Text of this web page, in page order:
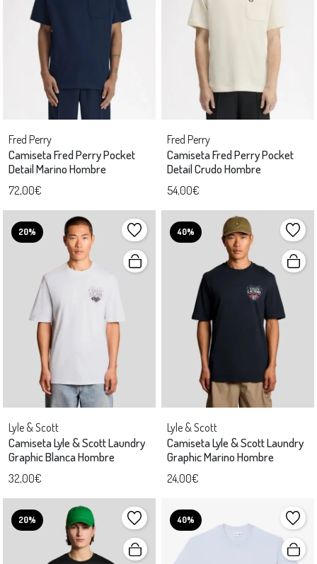
Fred Perry
Camiseta Fred Perry Pocket
Detail Marino Hombre
72,00€
Fred Perry
Camiseta Fred Perry Pocket
Detail Crudo Hombre
54,00€
20%
Lyle & Scott
Camiseta Lyle & Scott Laundry
Graphic Blanca Hombre
32,00€
40%
Lyle & Scott
Camiseta Lyle & Scott Laundry
Graphic Marino Hombre
24,00€
20% 40%